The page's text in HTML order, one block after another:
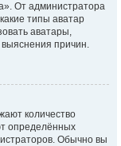
От администратора
типы аватар
аватары,
причин.
количество
определённых
Обычно вы